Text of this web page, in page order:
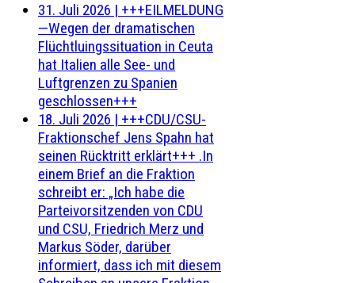
31. Juli 2026 | +++EILMELDUNG
—Wegen der dramatischen
Flüchtluingssituation in Ceuta
hat Italien alle See- und
Luftgrenzen zu Spanien
geschlossen+++
18. Juli 2026 | +++CDU/CSU-
Fraktionschef Jens Spahn hat
seinen Rücktritt erklärt+++ .In
einem Brief an die Fraktion
schreibt er: „Ich habe die
Parteivorsitzenden von CDU
und CSU, Friedrich Merz und
Markus Söder, darüber
informiert, dass ich mit diesem